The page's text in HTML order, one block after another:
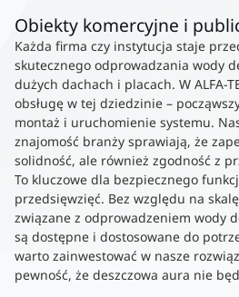
Obiekty komercyjne i
Każda firma czy instytucja staje
skutecznego odprowadzania wody
dużych dachach i placach. W ALFA-
obsługę w tej dziedzinie –
montaż i uruchomienie systemu.
znajomość branży sprawiają, że
solidność, ale również zgodność z
To kluczowe dla bezpiecznego
przedsięwzięć. Bez względu na
związane z odprowadzeniem wody
są dostępne i dostosowane do
warto zainwestować w nasze
pewność, że deszczowa aura nie